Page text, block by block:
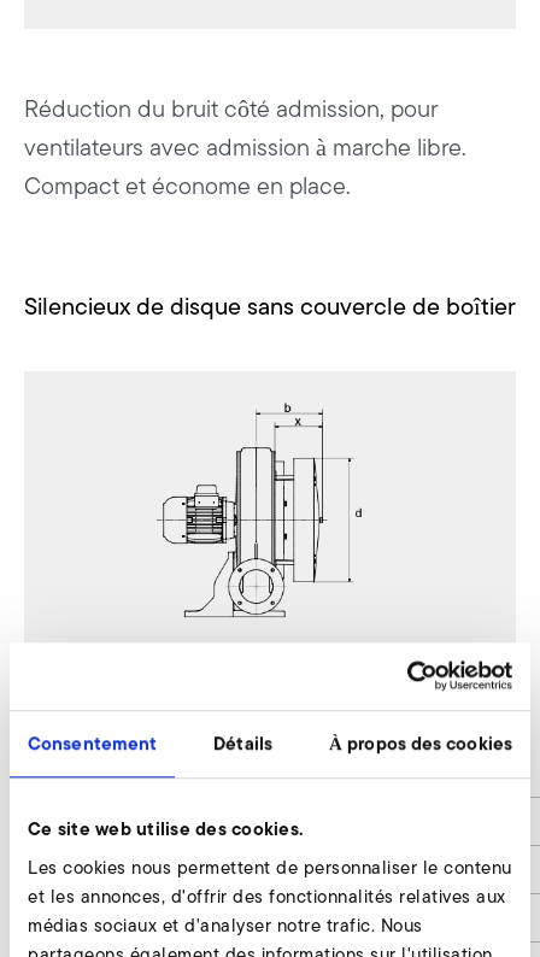
Consentement Détails À propos des cookies
Ce site web utilise des cookies.
Les cookies nous permettent de personnaliser le contenu
et les annonces, d'offrir des fonctionnalités relatives aux
médias sociaux et d'analyser notre trafic. Nous
Réduction du bruit côté admission, pour
ventilateurs avec admission à marche libre.
Compact et économe en place.
Silencieux de disque sans couvercle de boîtier
RD 84
Lärmminderung / Noise reduction
b
x
d
bis 11 / up to 11
256
600